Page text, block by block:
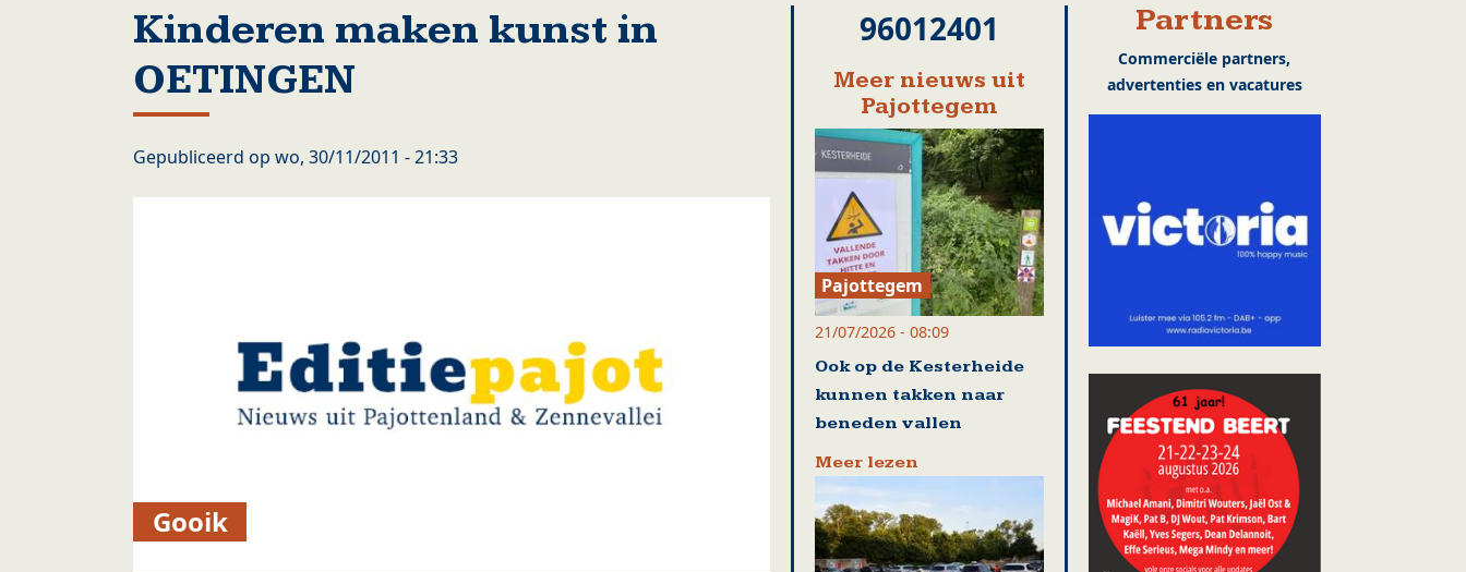
Kinderen maken kunst in
OETINGEN
Gepubliceerd op wo, 30/11/2011 - 21:33
Gooik
96012401
Meer nieuws uit
Pajottegem
Pajottegem
21/07/2026 - 08:09
Ook op de Kesterheide
kunnen takken naar
beneden vallen
Meer lezen
Partners
Commerciële partners,
advertenties en vacatures